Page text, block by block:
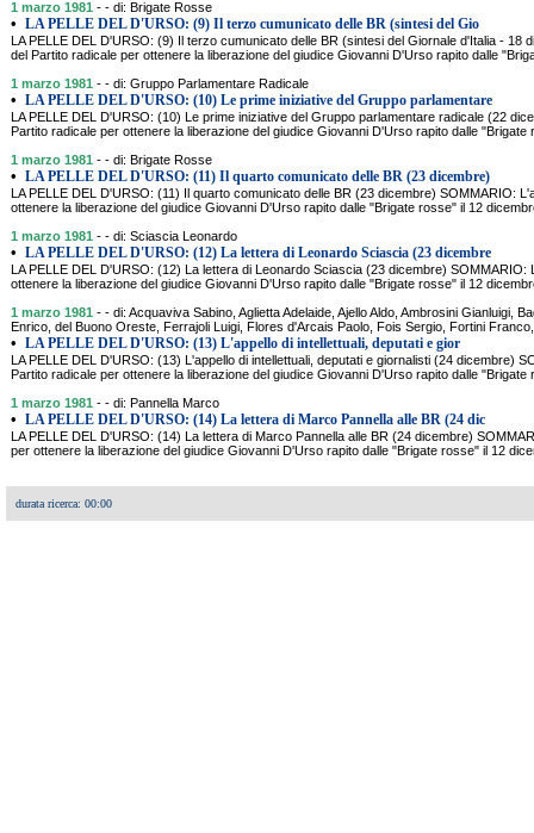
1 marzo 1981 - - di: Brigate Rosse
• LA PELLE DEL D'URSO: (9) Il terzo cumunicato delle BR (sintesi del Gio
LA PELLE DEL D'URSO: (9) Il terzo cumunicato delle BR (sintesi del Giornale d'Italia - 18
del Partito radicale per ottenere la liberazione del giudice Giovanni D'Urso rapito dalle
1 marzo 1981 - - di: Gruppo Parlamentare Radicale
• LA PELLE DEL D'URSO: (10) Le prime iniziative del Gruppo parlamentare
LA PELLE DEL D'URSO: (10) Le prime iniziative del Gruppo parlamentare radicale (22
Partito radicale per ottenere la liberazione del giudice Giovanni D'Urso rapito dalle "Brigate
1 marzo 1981 - - di: Brigate Rosse
• LA PELLE DEL D'URSO: (11) Il quarto comunicato delle BR (23 dicembre)
LA PELLE DEL D'URSO: (11) Il quarto comunicato delle BR (23 dicembre) SOMMARIO:
ottenere la liberazione del giudice Giovanni D'Urso rapito dalle "Brigate rosse" il 12
1 marzo 1981 - - di: Sciascia Leonardo
• LA PELLE DEL D'URSO: (12) La lettera di Leonardo Sciascia (23 dicembre
LA PELLE DEL D'URSO: (12) La lettera di Leonardo Sciascia (23 dicembre) SOMMARIO:
ottenere la liberazione del giudice Giovanni D'Urso rapito dalle "Brigate rosse" il 12
1 marzo 1981 - - di: Acquaviva Sabino, Aglietta Adelaide, Ajello Aldo, Ambrosini
Enrico, del Buono Oreste, Ferrajoli Luigi, Flores d'Arcais Paolo, Fois Sergio, Fortini
• LA PELLE DEL D'URSO: (13) L'appello di intellettuali, deputati e gior
LA PELLE DEL D'URSO: (13) L'appello di intellettuali, deputati e giornalisti (24 dicembre)
Partito radicale per ottenere la liberazione del giudice Giovanni D'Urso rapito dalle "Brigate
1 marzo 1981 - - di: Pannella Marco
• LA PELLE DEL D'URSO: (14) La lettera di Marco Pannella alle BR (24 dic
LA PELLE DEL D'URSO: (14) La lettera di Marco Pannella alle BR (24 dicembre)
per ottenere la liberazione del giudice Giovanni D'Urso rapito dalle "Brigate rosse" il 12
durata ricerca: 00:00